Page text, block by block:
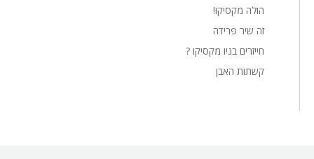
הולה מקסיקו!
זה שיר פרידה
חייזרים בניו מקסיקו ?
קשתות האבן